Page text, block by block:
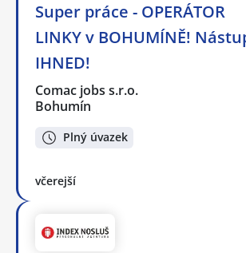
Super práce - OPERÁTOR
LINKY v BOHUMÍNĚ!
IHNED!
Comac jobs s.r.o.
Bohumín
Plný úvazek
včerejší